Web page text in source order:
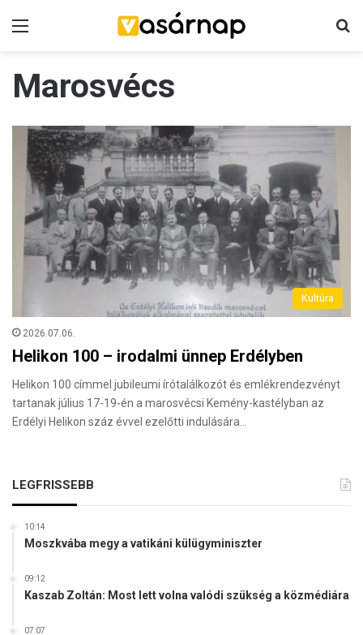
Marosvécs
Kultúra
2026.07.06.
Helikon 100 – irodalmi ünnep Erdélyben
Helikon 100 címmel jubileumi írótalálkozót és emlékrendezvényt
tartanak július 17-19-én a marosvécsi Kemény-kastélyban az
Erdélyi Helikon száz évvel ezelőtti indulására…
LEGFRISSEBB
10:14
Moszkvába megy a vatikáni külügyminiszter
09:12
Kaszab Zoltán: Most lett volna valódi szükség a közmédiára
07:07